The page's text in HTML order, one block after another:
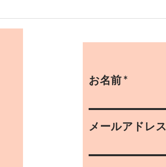
お名前
メールアドレス